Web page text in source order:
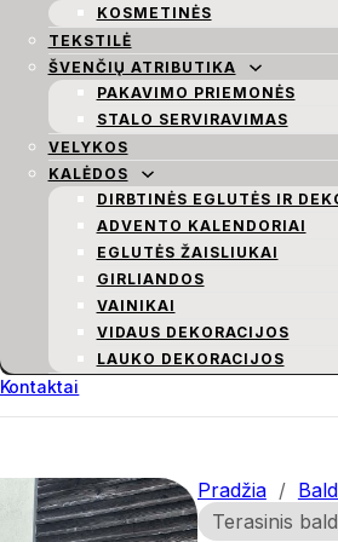
KOSMETINĖS
TEKSTILĖ
ŠVENČIŲ ATRIBUTIKA
PAKAVIMO PRIEMONĖS
STALO SERVIRAVIMAS
VELYKOS
KALĖDOS
DIRBTINĖS EGLUTĖS IR
ADVENTO KALENDORIAI
EGLUTĖS ŽAISLIUKAI
GIRLIANDOS
VAINIKAI
VIDAUS DEKORACIJOS
LAUKO DEKORACIJOS
Kontaktai
Pradžia /
Terasinis